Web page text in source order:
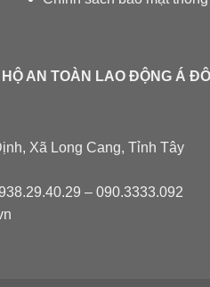
AN TOÀN LAO ĐỘNG Á
Xã Long Cang, Tỉnh Tây
– 090.3333.092